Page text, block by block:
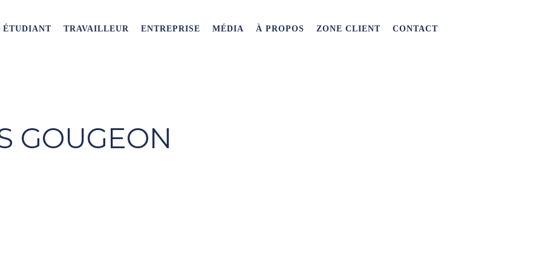
ÉTUDIANT TRAVAILLEUR ENTREPRISE MÉDIA À PROPOS ZONE CLIENT CONTACT
GOUGEON